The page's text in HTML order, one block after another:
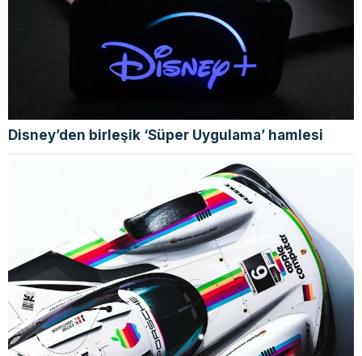
Disney’den birleşik ‘Süper Uygulama’ hamlesi